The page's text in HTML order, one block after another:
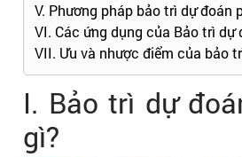
V. Phương pháp bảo trì dự đoán
VI. Các ứng dụng của Bảo trì dự
VII. Ưu và nhược điểm của bảo
I. Bảo trì dự
gì?